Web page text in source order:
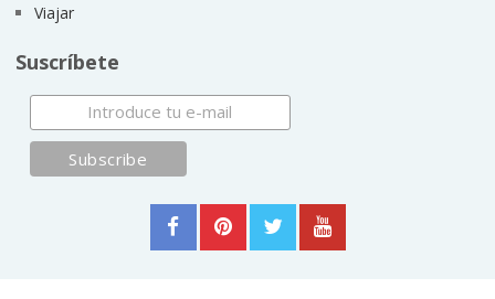
Viajar
Suscríbete